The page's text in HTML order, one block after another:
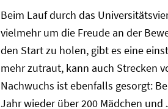
Beim Lauf durch das
vielmehr um die Freude an der
den Start zu holen, gibt es eine
mehr zutraut, kann auch Strecken
Nachwuchs ist ebenfalls gesorgt:
Jahr wieder über 200 Mädchen